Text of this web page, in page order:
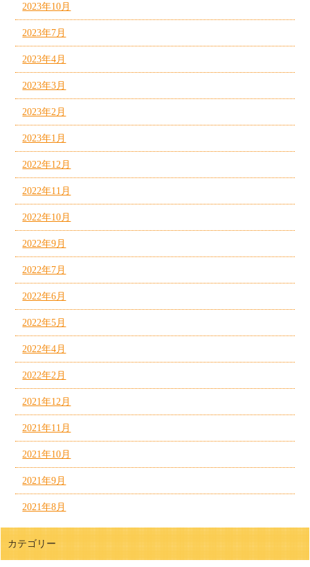
2023年10月
2023年7月
2023年4月
2023年3月
2023年2月
2023年1月
2022年12月
2022年11月
2022年10月
2022年9月
2022年7月
2022年6月
2022年5月
2022年4月
2022年2月
2021年12月
2021年11月
2021年10月
2021年9月
2021年8月
カテゴリー